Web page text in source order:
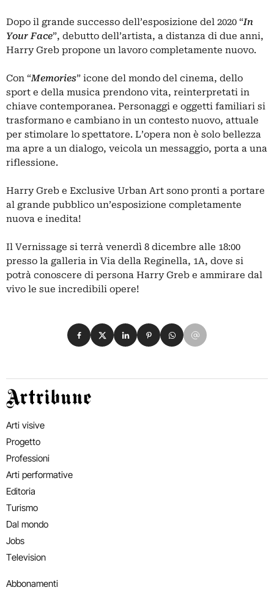
Dopo il grande successo dell’esposizione del 2020 “In
Your Face”, debutto dell’artista, a distanza di due anni,
Harry Greb propone un lavoro completamente nuovo.
Con “Memories” icone del mondo del cinema, dello
sport e della musica prendono vita, reinterpretati in
chiave contemporanea. Personaggi e oggetti familiari si
trasformano e cambiano in un contesto nuovo, attuale
per stimolare lo spettatore. L’opera non è solo bellezza
ma apre a un dialogo, veicola un messaggio, porta a una
riflessione.
Harry Greb e Exclusive Urban Art sono pronti a portare
al grande pubblico un’esposizione completamente
nuova e inedita!
Il Vernissage si terrà venerdì 8 dicembre alle 18:00
presso la galleria in Via della Reginella, 1A, dove si
potrà conoscere di persona Harry Greb e ammirare dal
vivo le sue incredibili opere!
Condividi su Facebook
Condividi su X
Condividi su LinkedIn
Condividi su Pinterest
Condividi su WhatsApp
Condividi su Email
Artribune
Arti visive
Progetto
Professioni
Arti performative
Editoria
Turismo
Dal mondo
Jobs
Television
Abbonamenti